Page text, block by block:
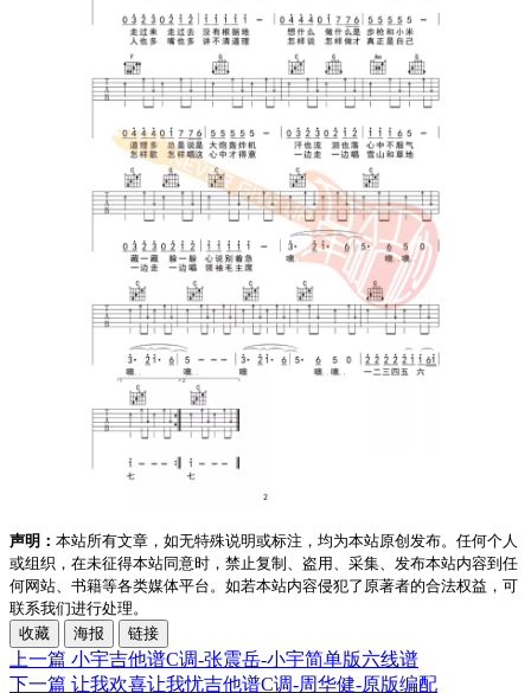
声明： 本站所有文章，如无特殊说明或标注，均为本站原创发布。任何个人
或组织，在未征得本站同意时，禁止复制、盗用、采集、发布本站内容到任
何网站、书籍等各类媒体平台。如若本站内容侵犯了原著者的合法权益，可
联系我们进行处理。
收藏
海报 链接
上一篇 小宇吉他谱C调-张震岳-小宇简单版六线谱
下一篇 让我欢喜让我忧吉他谱C调-周华健-原版编配